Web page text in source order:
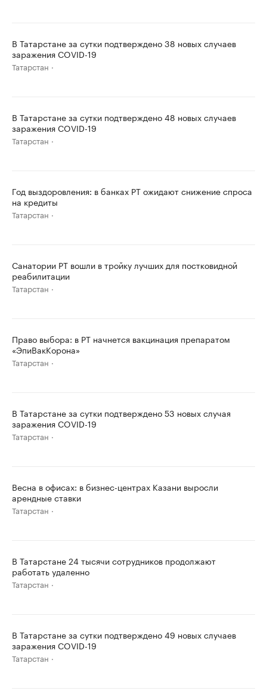
В Татарстане за сутки подтверждено 38 новых случаев
заражения COVID-19
Татарстан
В Татарстане за сутки подтверждено 48 новых случаев
заражения COVID-19
Татарстан
Год выздоровления: в банках РТ ожидают снижение спроса
на кредиты
Татарстан
Санатории РТ вошли в тройку лучших для постковидной
реабилитации
Татарстан
Право выбора: в РТ начнется вакцинация препаратом
«ЭпиВакКорона»
Татарстан
В Татарстане за сутки подтверждено 53 новых случая
заражения COVID-19
Татарстан
Весна в офисах: в бизнес-центрах Казани выросли
арендные ставки
Татарстан
В Татарстане 24 тысячи сотрудников продолжают
работать удаленно
Татарстан
В Татарстане за сутки подтверждено 49 новых случаев
заражения COVID-19
Татарстан